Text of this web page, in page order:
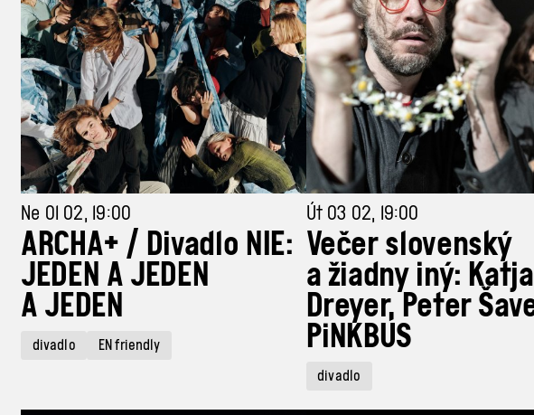
Ne 01 02, 19:00
ARCHA+ / Divadlo NIE:
JEDEN A JEDEN
A JEDEN
divadlo EN friendly
Út 03 02, 19:00
Večer slovenský
a žiadny iný: Katja
Dreyer, Peter
PiNKBUS
divadlo